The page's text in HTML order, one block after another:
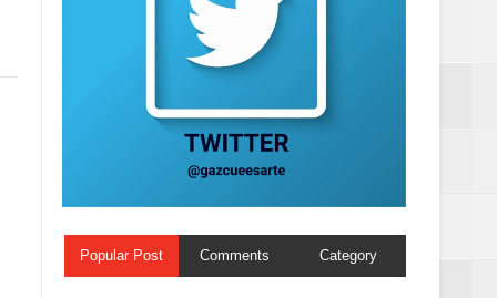
bajo
Popular Post Comments Category